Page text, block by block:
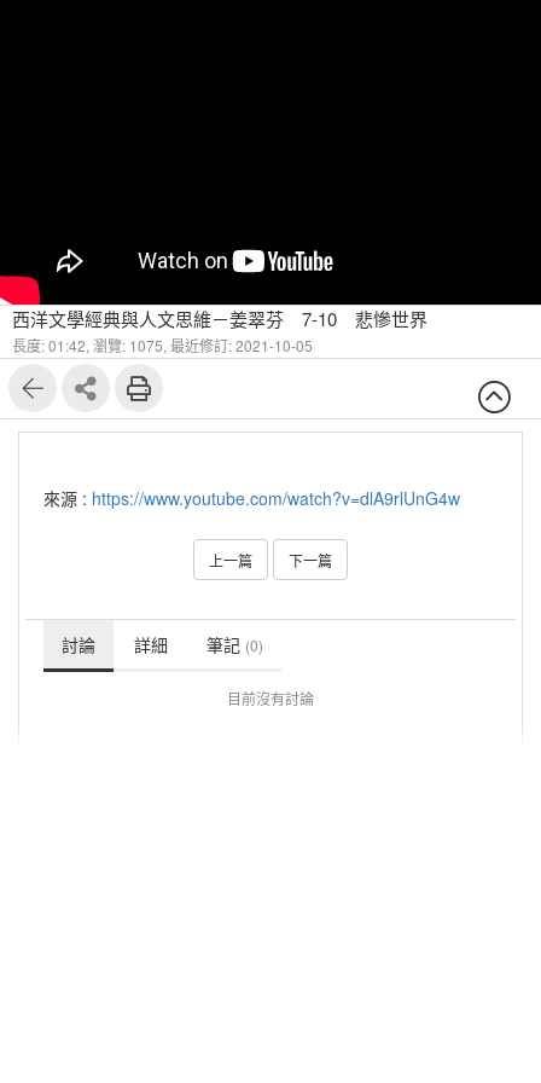
西洋文學經典與人文思維－姜翠芬 7-10 悲慘世界
長度: 01:42, 瀏覽: 1075, 最近修訂: 2021-10-05
來源 : https://www.youtube.com/watch?v=dlA9rlUnG4w
上一篇 下一篇
討論 詳細 筆記 (0)
目前沒有討論